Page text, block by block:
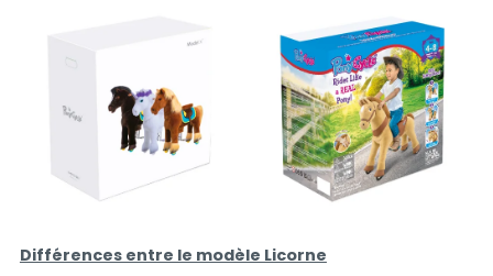
Différences entre le modèle Licorne